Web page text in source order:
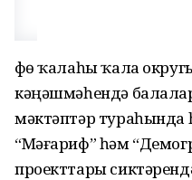
Өфө ҡалаһы ҡала
кәңәшмәһендә
мәктәптәр
“Мәғариф” һәм
проекттары